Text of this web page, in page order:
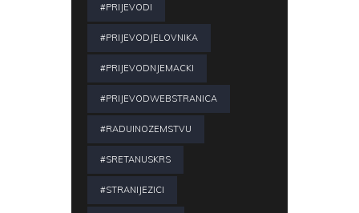
#PRIJEVODI
#PRIJEVODJELOVNIKA
#PRIJEVODNJEMACKI
#PRIJEVODWEBSTRANICA
#RADUINOZEMSTVU
#SRETANUSKRS
#STRANIJEZICI